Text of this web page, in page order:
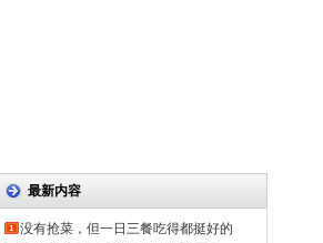
最新内容
没有抢菜，但一日三餐吃得都挺好的